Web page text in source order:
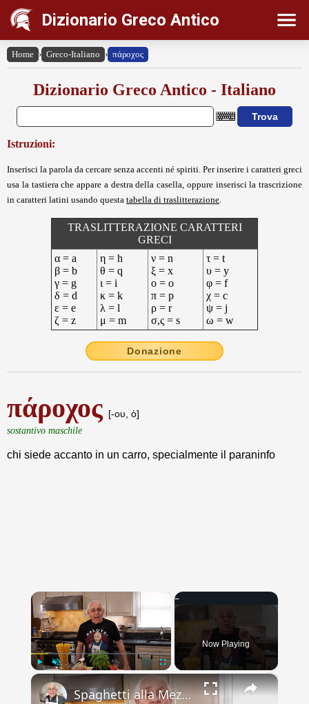
Dizionario Greco Antico
Home › Greco-Italiano › πάροχος
Dizionario Greco Antico - Italiano
Istruzioni:
Inserisci la parola da cercare senza accenti né spiriti. Per inserire i caratteri greci
usa la tastiera che appare a destra della casella, oppure inserisci la trascrizione
in caratteri latini usando questa tabella di traslitterazione
TRASLITTERAZIONE CARATTERI
GRECI
α = a
β = b
γ = g
δ = d
ε = e
ζ = z
η = h
θ = q
ι = i
κ = k
λ = l
μ = m
ν = n
ξ = x
ο = o
π = p
ρ = r
σ,ς = s
τ = t
υ = y
φ = f
χ = c
ψ = j
ω = w
Donazione
πάροχος [-ου, ὁ]
sostantivo maschile
chi siede accanto in un carro, specialmente il paraninfo
Unmute
Now Playing
×
Spaghetti alla Mezzanotte Recipe